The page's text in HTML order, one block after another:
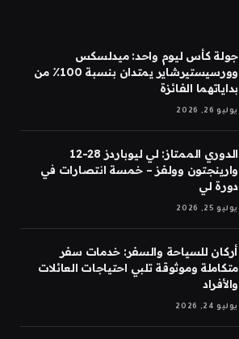
جولة كأس ليوم واحد: ميدلسكس
وورسيستيرشاير يمتدان بنسبة 100٪ من
بداياتهما الفائزة
يوليو 26, 2026
الدوري الممتاز: لي ليوباردز 28-12
وارينجتون وولفز – خمسة انتصارات في
دورة لي
يوليو 25, 2026
أركان للسياحة والسفر: خدمات سفر
متكاملة وموثوقة تلبي احتياجات العائلات
والأفراد
يوليو 24, 2026